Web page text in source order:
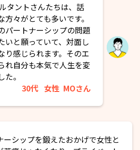
タントさんたちは、話
方々がとても多いです。
パートナーシップの問題
いと願っていて、対面し
り感じられます。そのエ
れ自分も本気で人生を変
。
30代 女性 MOさん
ーシップを鍛えたおかげで女性と